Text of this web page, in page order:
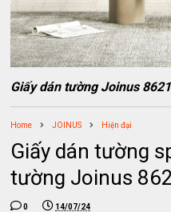
Giấy dán tường Joinus
Home JOINUS Hiện đại
Giấy dán tường
tường Joinus
0 14/07/24